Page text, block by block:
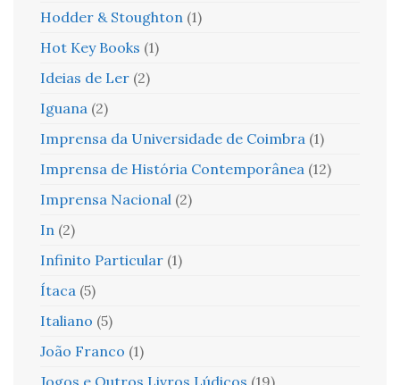
Hodder & Stoughton (1)
Hot Key Books (1)
Ideias de Ler (2)
Iguana (2)
Imprensa da Universidade de Coimbra (1)
Imprensa de História Contemporânea (12)
Imprensa Nacional (2)
In (2)
Infinito Particular (1)
Ítaca (5)
Italiano (5)
João Franco (1)
Jogos e Outros Livros Lúdicos (19)